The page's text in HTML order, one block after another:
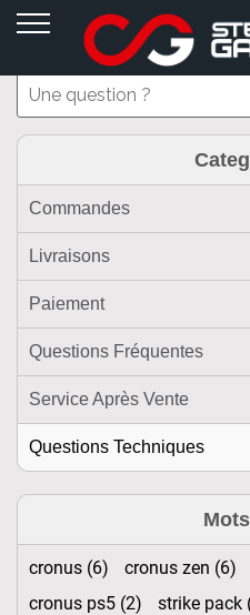
Allez
au
contenu
Commandes
Livraisons
Paiement
Questions Fréquentes
Service Après Vente
Questions Techniques
cronus (6) cronus zen (6)
cronus ps5 (2)
strike pack